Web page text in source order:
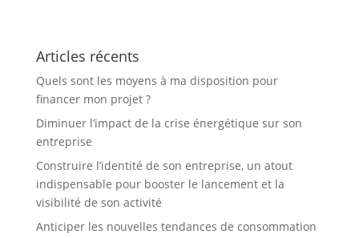
Articles récents
Quels sont les moyens à ma disposition pour
financer mon projet ?
Diminuer l’impact de la crise énergétique sur son
entreprise
Construire l’identité de son entreprise, un atout
indispensable pour booster le lancement et la
visibilité de son activité
Anticiper les nouvelles tendances de consommation